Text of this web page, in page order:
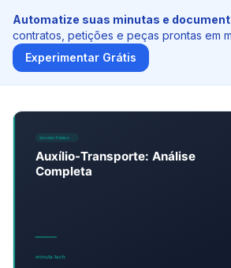
Preços
Blog
Automatize suas minutas e
contratos, petições e peças prontas em
Experimentar Grátis